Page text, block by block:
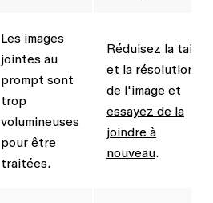
Les images
jointes au
prompt sont
trop
volumineuses
pour être
traitées.
Réduisez la taille
et la résolution
de l'image et
essayez de la
joindre à
nouveau.